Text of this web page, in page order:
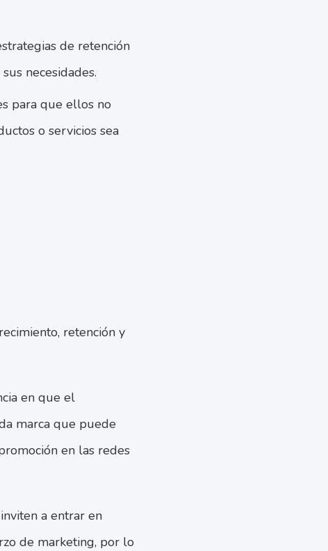
de retención
necesidades.
para que ellos no
o servicios sea
retención y
en que el
marca que puede
en las redes
a entrar en
de marketing, por lo